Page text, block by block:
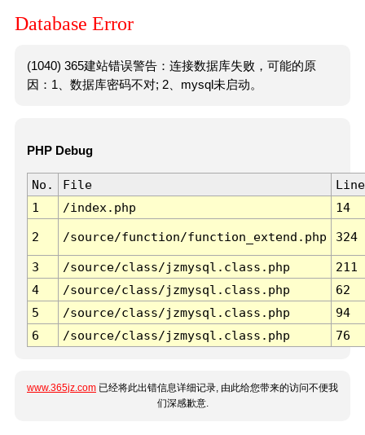
Database Error
(1040) 365建站错误警告：连接数据库失败，可能的原
因：1、数据库密码不对; 2、mysql未启动。
PHP Debug
No. File
Line
1
/index.php 14
2 /source/function/function_extend.php 324
3 /source/class/jzmysql.class.php
211
4
/source/class/jzmysql.class.php
62
5
/source/class/jzmysql.class.php
94
6
/source/class/jzmysql.class.php 76
www.365jz.com 已经将此出错信息详细记录, 由此给您带来的访问不便我
们深感歉意.